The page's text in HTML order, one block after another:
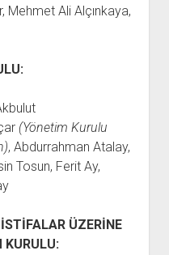
Mehmet Ali Alçınkaya,
(Yönetim Kurulu
, Abdurrahman Atalay,
Tosun, Ferit Ay,
ÜZERİNE
KURULU: